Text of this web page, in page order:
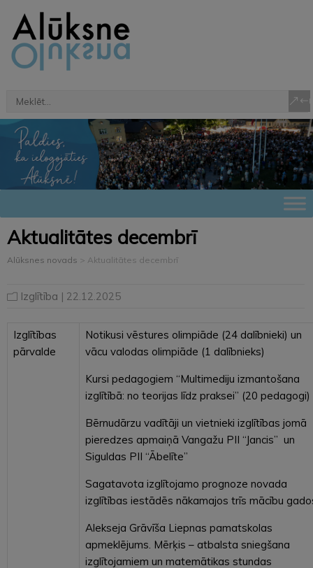
Aktualitātes decembrī
Alūksnes novads > Aktualitātes decembrī
Izglītība | 22.12.2025
Izglītības
pārvalde
Notikusi vēstures olimpiāde (24 dalībnieki) un
vācu valodas olimpiāde (1 dalībnieks)
Kursi pedagogiem “Multimediju izmantošana
izglītībā: no teorijas līdz praksei” (20 pedagogi)
Bērnudārzu vadītāji un vietnieki izglītības jomā
pieredzes apmaiņā Vangažu PII “Jancis” un
Siguldas PII “Ābelīte”
Sagatavota izglītojamo prognoze novada
izglītības iestādēs nākamajos trīs mācību
Alekseja Grāvīša Liepnas pamatskolas
apmeklējums. Mērķis – atbalsta sniegšana
izglītojamiem un matemātikas stundas